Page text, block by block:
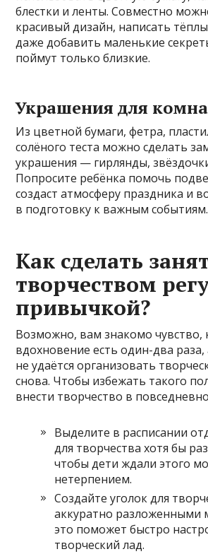
блестки и ленты. Совместно
красивый дизайн, написать
даже добавить маленькие
поймут только близкие.
Украшения для
Из цветной бумаги, фетра,
солёного теста можно сделать
украшения — гирлянды,
Попросите ребёнка помочь
создаст атмосферу праздника и
в подготовку к важным событиям.
Как сделать
творчеством
привычкой?
Возможно, вам знакомо чувство,
вдохновение есть один-два
не удаётся организовать
снова. Чтобы избежать такого
внести творчество в
Выделите в расписании
для творчества хотя бы
чтобы дети ждали этого
нетерпением.
Создайте уголок для
аккуратно
это поможет быстро
творческий лад.